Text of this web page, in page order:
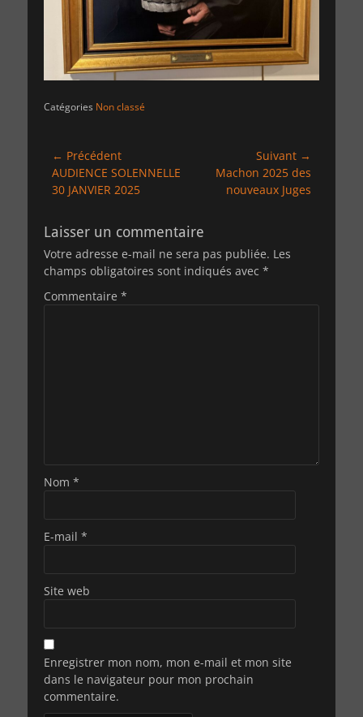
Catégories Non classé
Navigation
de
l’article
← Précédent
Article
précédent :
AUDIENCE SOLENNELLE
30 JANVIER 2025
Suivant →
Machon 2025 des
nouveaux Juges
Laisser un commentaire
Votre adresse e-mail ne sera pas publiée. Les
champs obligatoires sont indiqués avec *
Commentaire *
Nom *
E-mail *
Site web
Enregistrer mon nom, mon e-mail et mon site
dans le navigateur pour mon prochain
commentaire.